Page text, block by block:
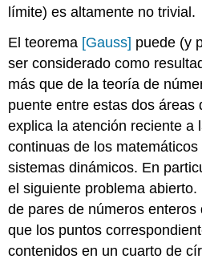
límite) es altamente no trivial.
El teorema [Gauss] puede (y
ser considerado como
más que de la teoría de
puente entre estas dos áreas
explica la atención reciente a
continuas de los
sistemas dinámicos. En
el siguiente problema
de pares de números enteros
que los puntos
contenidos en un cuarto de